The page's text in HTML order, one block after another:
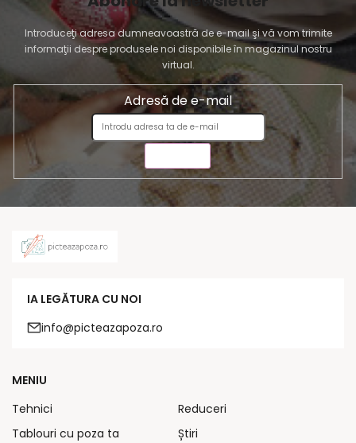
Introduceţi adresa dumneavoastră de e-mail şi vă vom trimite
informaţii despre produsele noi disponibile în magazinul nostru
virtual.
Adresă de e-mail
IA LEGĂTURA CU NOI
info@picteazapoza.ro
MENIU
Tehnici
Tablouri cu poza ta
Reduceri
Știri